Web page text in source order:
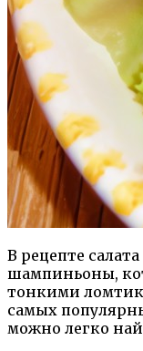
В рецепте
шампиньоны,
тонкими
самых
можно легко